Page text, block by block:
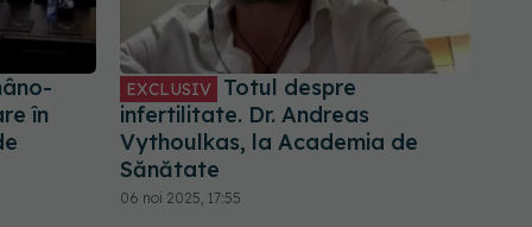
în
EXCLUSIV
Totul despre
infertilitate. Dr. Andreas
Vythoulkas, la Academia de
Sănătate
06 noi 2025, 17:55